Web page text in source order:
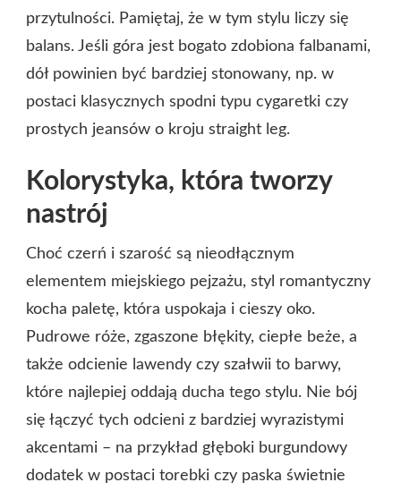
przytulności. Pamiętaj, że w tym stylu liczy się
balans. Jeśli góra jest bogato zdobiona falbanami,
dół powinien być bardziej stonowany, np. w
postaci klasycznych spodni typu cygaretki czy
prostych jeansów o kroju straight leg.
Kolorystyka, która tworzy
nastrój
Choć czerń i szarość są nieodłącznym
elementem miejskiego pejzażu, styl romantyczny
kocha paletę, która uspokaja i cieszy oko.
Pudrowe róże, zgaszone błękity, ciepłe beże, a
także odcienie lawendy czy szałwii to barwy,
które najlepiej oddają ducha tego stylu. Nie bój
się łączyć tych odcieni z bardziej wyrazistymi
akcentami – na przykład głęboki burgundowy
dodatek w postaci torebki czy paska świetnie